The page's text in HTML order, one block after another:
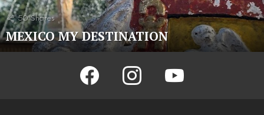
50 Shares
MEXICO MY DESTINATION
facebook instagram youtube